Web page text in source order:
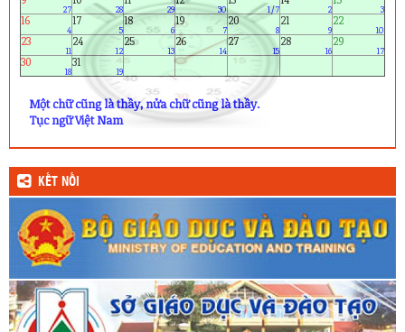
27 28 29 30 1/7 2 3
16
4
17
5
18
6
19
7
20
8
21
9
22
10
23
11
24
12
25
13
26
14
27
15
28
16
29
17
30
18
31
19
Một chữ cũng là thầy, nửa chữ cũng là thầy.
Tục ngữ Việt Nam
KẾT NỐI